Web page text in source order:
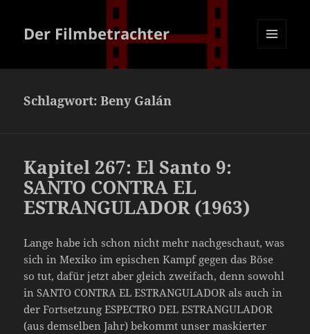
Der Filmbetrachter
Schlagwort:Beny Galán
Kapitel 267: El Santo 9:
SANTO CONTRA EL
ESTRANGULADOR (1963)
Lange habe ich schon nicht mehr nachgeschaut, was
sich in Mexiko im epischen Kampf gegen das Böse
so tut, dafür jetzt aber gleich zweifach, denn sowohl
in SANTO CONTRA EL ESTRANGULADOR als auch in
der Fortsetzung ESPECTRO DEL ESTRANGULADOR
(aus demselben Jahr) bekommt unser maskierter